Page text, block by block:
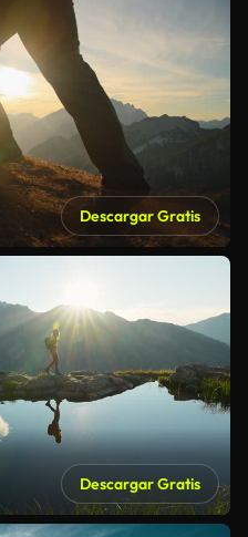
Descargar Gratis
Descargar Gratis